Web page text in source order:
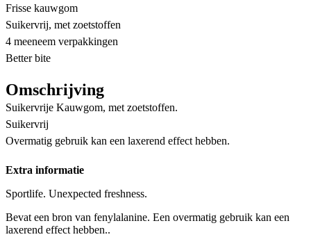
Frisse kauwgom
Suikervrij, met zoetstoffen
4 meeneem verpakkingen
Better bite
Omschrijving
Suikervrije Kauwgom, met zoetstoffen.
Suikervrij
Overmatig gebruik kan een laxerend effect hebben.
Extra informatie
Sportlife. Unexpected freshness.
Bevat een bron van fenylalanine. Een overmatig gebruik kan een
laxerend effect hebben..